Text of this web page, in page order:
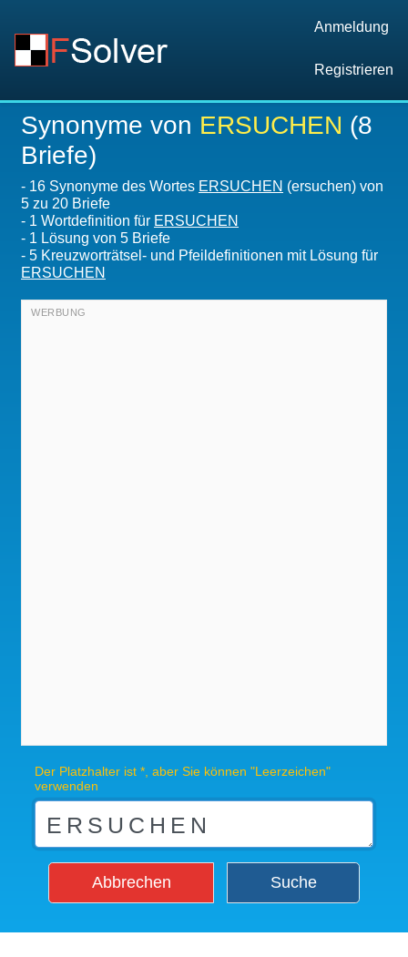
Anmeldung
Registrieren
Synonyme von ERSUCHEN (8
Briefe)
- 16 Synonyme des Wortes ERSUCHEN (ersuchen) von
5 zu 20 Briefe
- 1 Wortdefinition für ERSUCHEN
- 1 Lösung von 5 Briefe
- 5 Kreuzworträtsel- und Pfeildefinitionen mit Lösung für
ERSUCHEN
Der Platzhalter ist *, aber Sie können "Leerzeichen"
verwenden
Abbrechen Suche